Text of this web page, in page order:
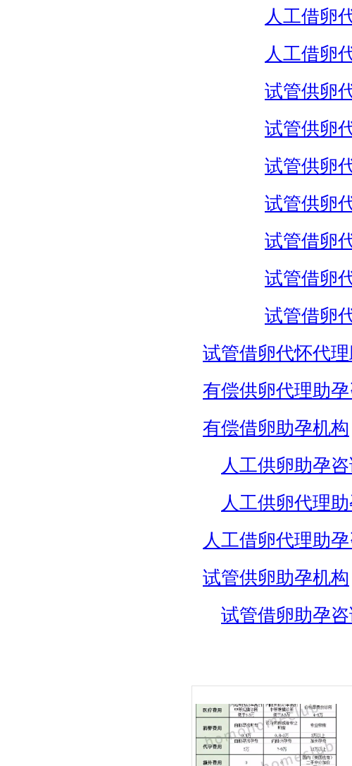
人工借卵
人工借卵
试管供卵
试管供卵
试管供卵
试管供卵
试管借卵
试管借卵
试管借卵
试管借卵代怀代
有偿供卵代理助
有偿借卵助孕机构
人工供卵助孕
人工供卵代理
人工借卵代理助
试管供卵助孕机构
试管借卵助孕咨